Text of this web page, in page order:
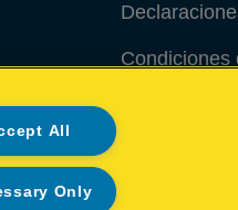
Condiciones
All
Only